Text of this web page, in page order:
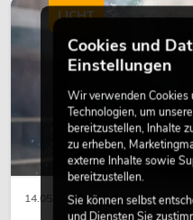
wirken lassen.
14.05.2026
LICHT
Cookies und
Einstellungen
Wir verwenden Cookies
Technologien, um
bereitzustellen, Inhalte
zu erheben,
externe Inhalte sowie
bereitzustellen.
Sie können selbst
und Diensten Sie